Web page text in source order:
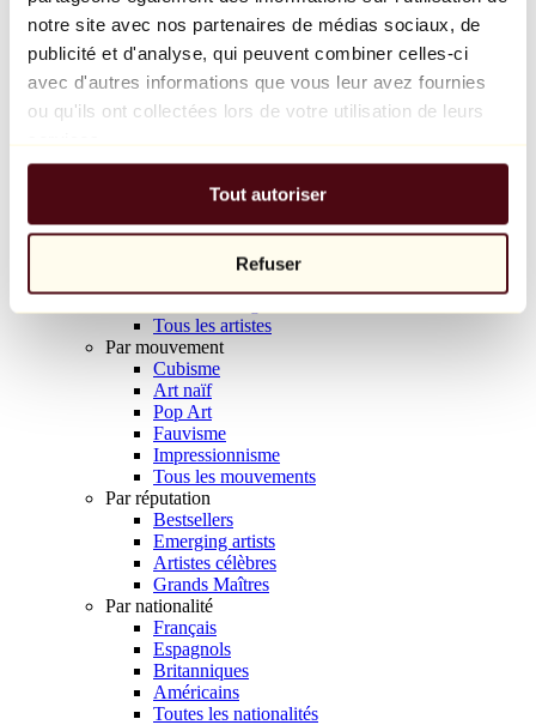
notre site avec nos partenaires de médias sociaux, de
publicité et d'analyse, qui peuvent combiner celles-ci
avec d'autres informations que vous leur avez fournies
ou qu'ils ont collectées lors de votre utilisation de leurs
Tout autoriser
Refuser
Balloon Dog (Orange)
Jeff Koons
10 000 €
Parcourir
Tous les sculpteurs
Tous les photographes
Tous les artistes
Par mouvement
Cubisme
Art naïf
Pop Art
Fauvisme
Impressionnisme
Tous les mouvements
Par réputation
Bestsellers
Emerging artists
Artistes célèbres
Grands Maîtres
Par nationalité
Français
Espagnols
Britanniques
Américains
Toutes les nationalités